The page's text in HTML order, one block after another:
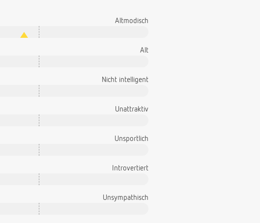
Altmodisch
Alt
Nicht intelligent
Unattraktiv
Unsportlich
Introvertiert
Unsympathisch